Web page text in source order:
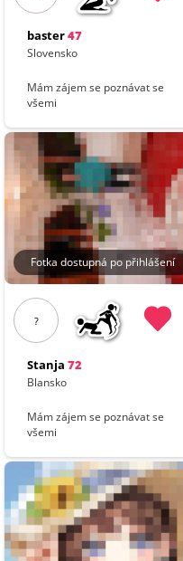
baster47
Slovensko
Mám zájem se poznávat se
všemi
Fotka dostupná po přihlášení
?
Stanja 72
Blansko
Mám zájem se poznávat se
všemi